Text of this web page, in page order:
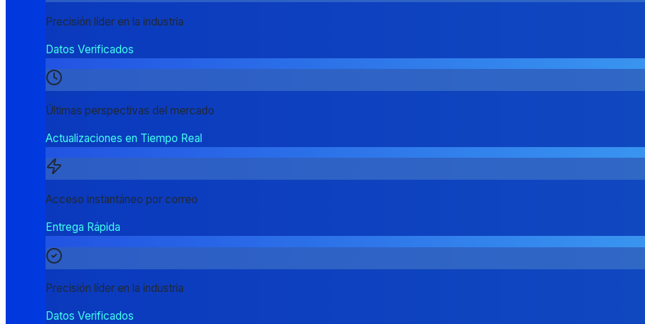
Precisión líder en la industria
Datos Verificados
Últimas perspectivas del mercado
Actualizaciones en Tiempo Real
Acceso instantáneo por correo
Entrega Rápida
Precisión líder en la industria
Datos Verificados